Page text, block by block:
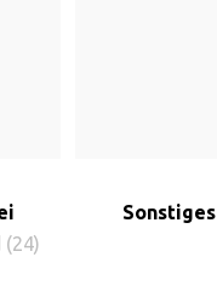
(24)
Sonstiges